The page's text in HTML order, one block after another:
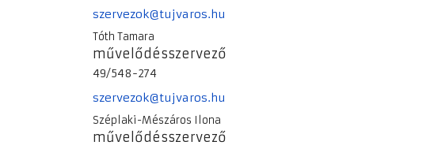
szervezok@tujvaros.hu
Tóth Tamara
művelődésszervező
49/548-274
szervezok@tujvaros.hu
Széplaki-Mészáros Ilona
művelődésszervező